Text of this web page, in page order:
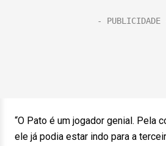
“O Pato é um jogador genial. Pela
ele já podia estar indo para a